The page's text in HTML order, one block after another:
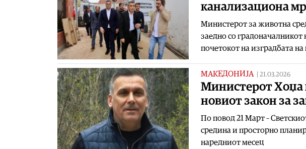
канализациона
Министерот за животна
заедно со
почетокот на изградбата
МАКЕДОНИЈА | 21.03.2026
Министерот Хоџа
новиот закон за
По повод 21 Март –
средина и просторно
наредниот месец